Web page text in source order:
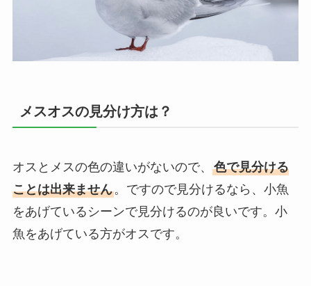
メスオスの見分け方は？
オスとメスの色の違いがないので、 色で見分ける
ことは出来ません。ですので見分けるなら、小魚
をあげているシーンで見分けるのが良いです。小
魚をあげている方がオスです。